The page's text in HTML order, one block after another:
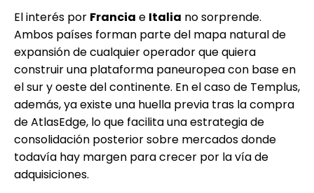
El interés por Francia e Italia no sorprende.
Ambos países forman parte del mapa natural de
expansión de cualquier operador que quiera
construir una plataforma paneuropea con base en
el sur y oeste del continente. En el caso de Templus,
además, ya existe una huella previa tras la compra
de AtlasEdge, lo que facilita una estrategia de
consolidación posterior sobre mercados donde
todavía hay margen para crecer por la vía de
adquisiciones.